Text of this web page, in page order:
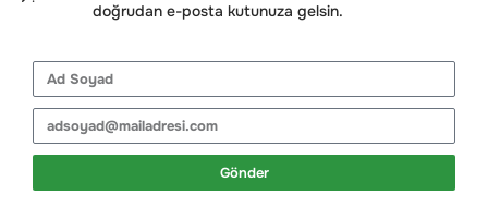
doğrudan e-posta kutunuza gelsin.
Gönder